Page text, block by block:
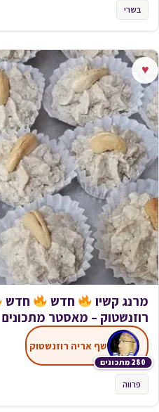
בשרי
♥
מרנג קשיו חדש חדש
רוזנשטוק – מאסטר מתכונים
280 מתכונים
שף אריה רוזנשטוק
פרווה